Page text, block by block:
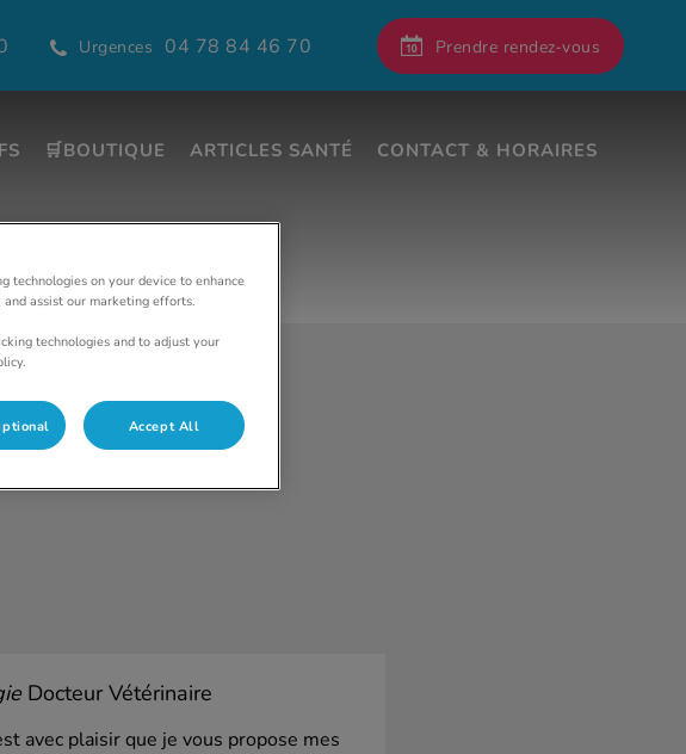
Urgences 04 78 84 46 70 Prendre rendez-vous
🛒BOUTIQUE ARTICLES SANTÉ CONTACT & HORAIRES
Docteur Vétérinaire
avec plaisir que je vous propose mes
technologies on your device to enhance
assist our marketing efforts.
technologies and to adjust your
Accept All